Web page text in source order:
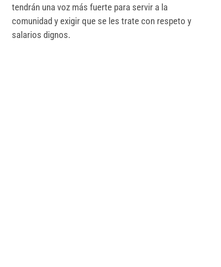
tendrán una voz más fuerte para servir a la
comunidad y exigir que se les trate con respeto y
salarios dignos.